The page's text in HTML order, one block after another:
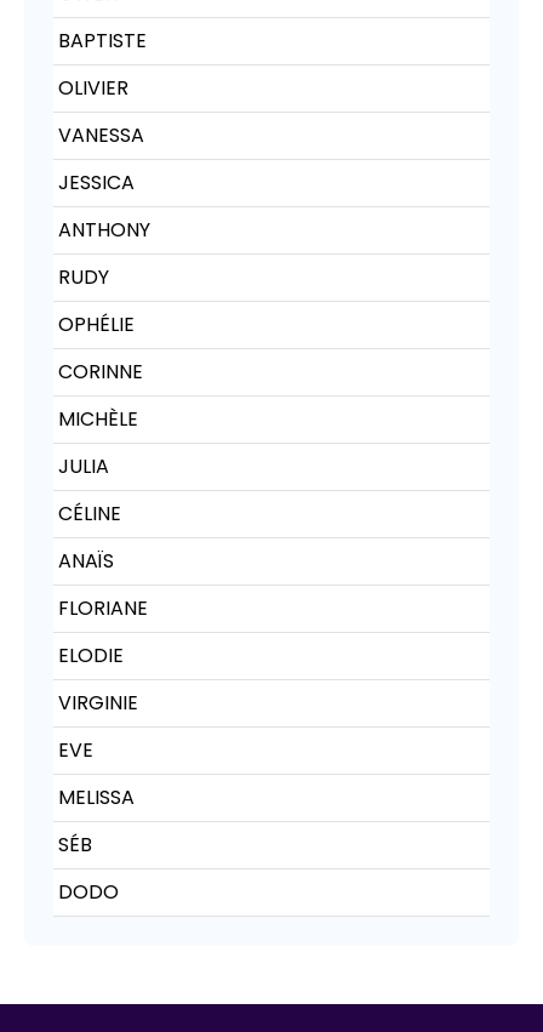
BAPTISTE
OLIVIER
VANESSA
JESSICA
ANTHONY
RUDY
OPHÉLIE
CORINNE
MICHÈLE
JULIA
CÉLINE
ANAÏS
FLORIANE
ELODIE
VIRGINIE
EVE
MELISSA
SÉB
DODO